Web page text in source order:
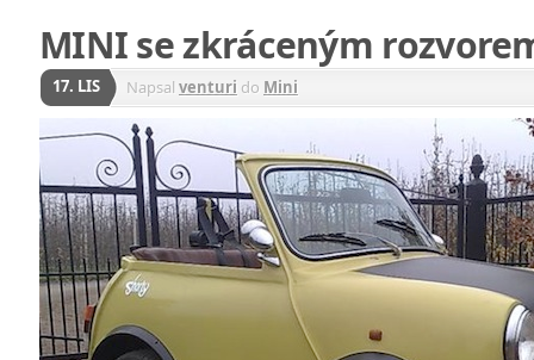
MINI se zkráceným
17. LIS Napsal venturi do Mini